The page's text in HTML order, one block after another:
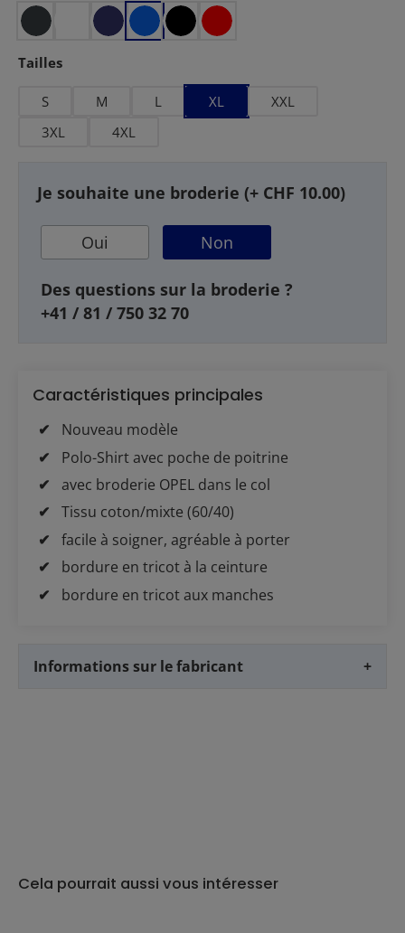
Sélectionnez
Tailles
S M L XL
XXL
3XL
4XL
Je souhaite une broderie (+ CHF 10.00)
Oui Non
Des questions sur la broderie ?
+41 / 81 / 750 32 70
Caractéristiques principales
Nouveau modèle
Polo-Shirt avec poche de poitrine
avec broderie OPEL dans le col
Tissu coton/mixte (60/40)
facile à soigner, agréable à porter
bordure en tricot à la ceinture
bordure en tricot aux manches
Informations sur le fabricant +
Cela pourrait aussi vous intéresser